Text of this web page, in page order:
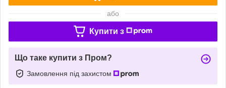
або
Купити з
Що таке купити з Пром?
Замовлення під захистом